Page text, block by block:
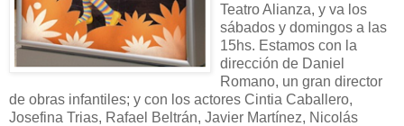
Teatro Alianza, y va los
sábados y domingos a las
15hs. Estamos con la
dirección de Daniel
Romano, un gran director
de obras infantiles; y con los actores Cintia Caballero,
Josefina Trias, Rafael Beltrán, Javier Martínez, Nicolás